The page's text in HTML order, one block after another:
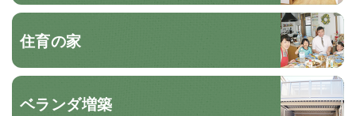
住育の家
ベランダ増築